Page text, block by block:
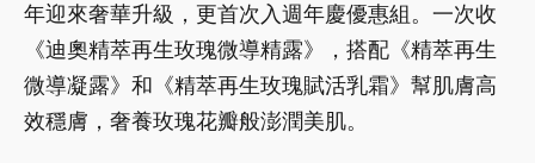
年迎來奢華升級，更首次入週年慶優惠組。一次收
《迪奧精萃再生玫瑰微導精露》，搭配《精萃再生
微導凝露》和《精萃再生玫瑰賦活乳霜》幫肌膚高
效穩膚，奢養玫瑰花瓣般澎潤美肌。